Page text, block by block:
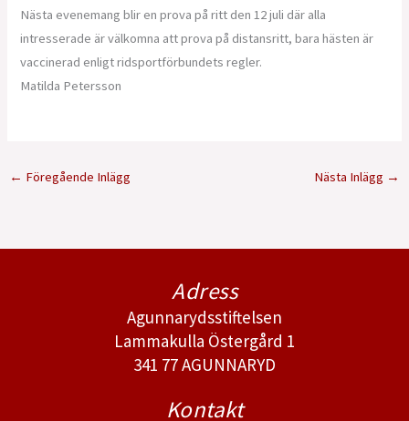
Nästa evenemang blir en prova på ritt den 12 juli där alla
intresserade är välkomna att prova på distansritt, bara hästen är
vaccinerad enligt ridsportförbundets regler.
Matilda Petersson
← Föregående Inlägg Nästa Inlägg →
Adress
Agunnarydsstiftelsen
Lammakulla Östergård 1
341 77 AGUNNARYD
Kontakt